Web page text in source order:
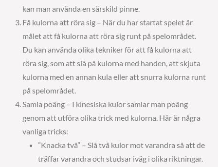
kan man använda en särskild pinne.
Få kulorna att röra sig – När du har startat spelet är
målet att få kulorna att röra sig runt på spelområdet.
Du kan använda olika tekniker för att få kulorna att
röra sig, som att slå på kulorna med handen, att skjuta
kulorna med en annan kula eller att snurra kulorna runt
på spelområdet.
Samla poäng – I kinesiska kulor samlar man poäng
genom att utföra olika trick med kulorna. Här är några
vanliga tricks:
”Knacka två” – Slå två kulor mot varandra så att de
träffar varandra och studsar iväg i olika riktningar.